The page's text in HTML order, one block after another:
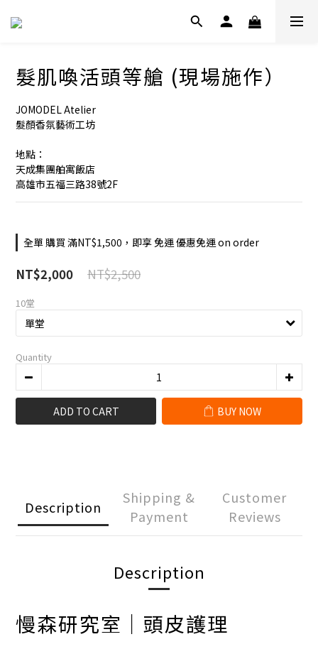
髮肌喚活頭等艙 (現場施作）
JOMODEL Atelier
髮顏香氛藝術工坊
地點：
天成集團舶寓飯店
高雄市五福三路38號2F
全單 購買 滿NT$1,500，即享 免運 優惠免運 on order
NT$2,500
NT$2,000
10堂
Quantity
ADD TO CART BUY NOW
Description
Shipping &
Payment
Customer
Reviews
Description
慢森研究室｜頭皮護理